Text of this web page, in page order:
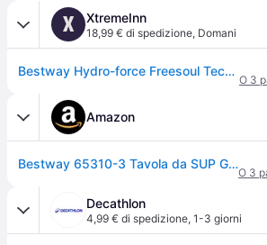
X XtremeInn
18,99 € di spedizione, Domani
Bestway Hydro-force Freesoul Tech 11´0´´ Inflatable Paddle Surf Set Verde 335.3 cm / 89 cm
O 3
Amazon
Bestway 65310-3 Tavola da SUP Gonfiabile Freesoul Tech, 340 x 89 x 15 cm
O 3
Decathlon
4,99 € di spedizione, 1-3 giorni